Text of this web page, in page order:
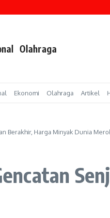
Pilkada Tanpa Wakil
Olahraga
Ekonomi Olahraga Artikel
Berakhir, Harga Minyak Dunia